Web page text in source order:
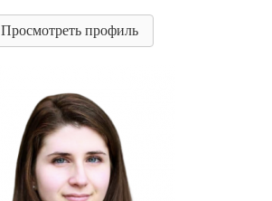
Просмотреть профиль